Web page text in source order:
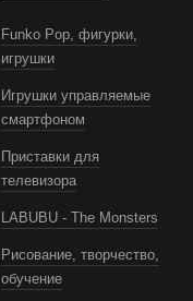
Funko Pop, фигурки,
игрушки
Игрушки управляемые
смартфоном
Приставки для
телевизора
LABUBU - The Monsters
Рисование, творчество,
обучение